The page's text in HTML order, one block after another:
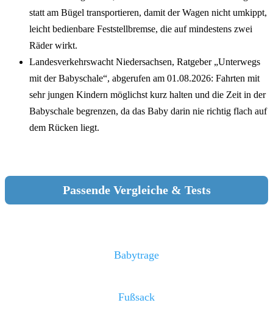
statt am Bügel transportieren, damit der Wagen nicht umkippt,
leicht bedienbare Feststellbremse, die auf mindestens zwei
Räder wirkt.
Landesverkehrswacht Niedersachsen, Ratgeber „Unterwegs
mit der Babyschale“, abgerufen am 01.08.2026: Fahrten mit
sehr jungen Kindern möglichst kurz halten und die Zeit in der
Babyschale begrenzen, da das Baby darin nie richtig flach auf
dem Rücken liegt.
Passende Vergleiche & Tests
Babytrage
Fußsack